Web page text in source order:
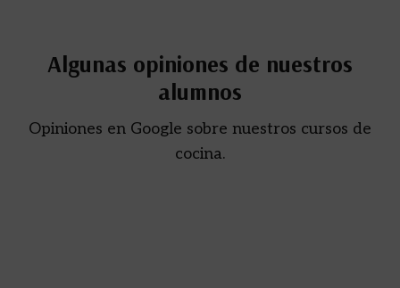
Algunas opiniones de nuestros
alumnos
Opiniones en Google sobre nuestros cursos de
cocina.